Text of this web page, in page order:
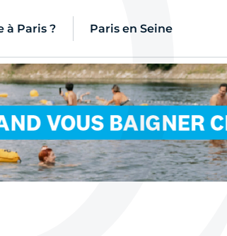
à Paris ? Paris en Seine